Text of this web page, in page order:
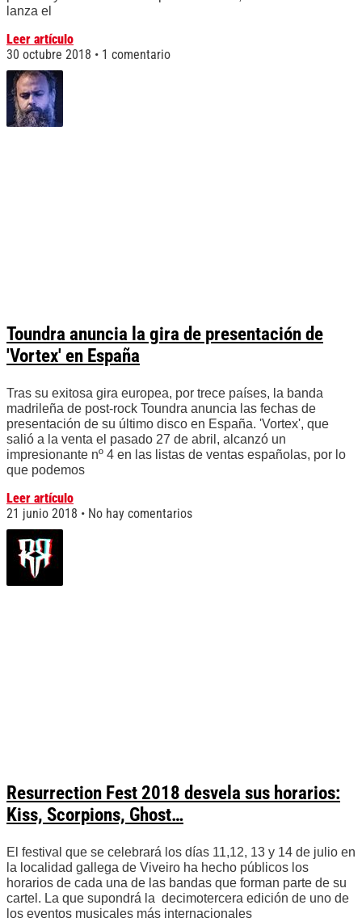
lanza el
Leer artículo
30 octubre 2018
1 comentario
Toundra anuncia la gira de presentación de
'Vortex' en España
Tras su exitosa gira europea, por trece países, la banda
madrileña de post-rock Toundra anuncia las fechas de
presentación de su último disco en España. 'Vortex', que
salió a la venta el pasado 27 de abril, alcanzó un
impresionante nº 4 en las listas de ventas españolas, por lo
que podemos
Leer artículo
21 junio 2018
No hay comentarios
Resurrection Fest 2018 desvela sus horarios:
Kiss, Scorpions, Ghost…
El festival que se celebrará los días 11,12, 13 y 14 de julio en
la localidad gallega de Viveiro ha hecho públicos los
horarios de cada una de las bandas que forman parte de su
cartel. La que supondrá la decimotercera edición de uno de
los eventos musicales más internacionales